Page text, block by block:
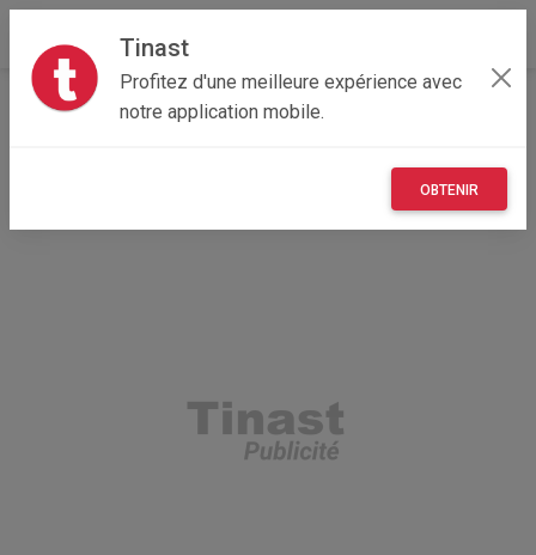
Tinast
Profitez d'une meilleure expérience avec
notre application mobile.
OBTENIR
Accueil Recherche Bretagne